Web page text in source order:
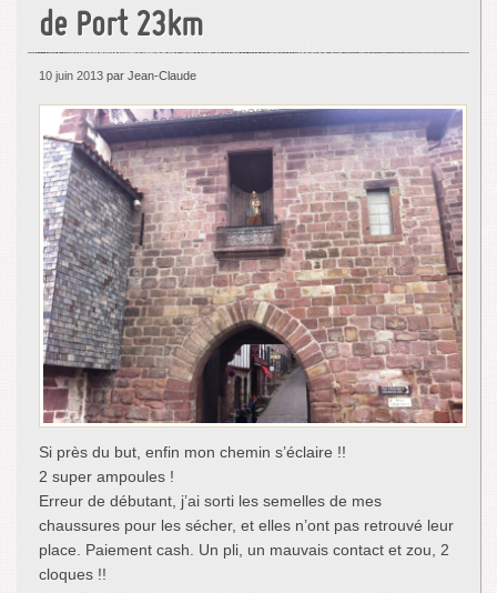
de Port 23km
10 juin 2013 par Jean-Claude
Si près du but, enfin mon chemin s’éclaire !!
2 super ampoules !
Erreur de débutant, j’ai sorti les semelles de mes
chaussures pour les sécher, et elles n’ont pas retrouvé leur
place. Paiement cash. Un pli, un mauvais contact et zou, 2
cloques !!